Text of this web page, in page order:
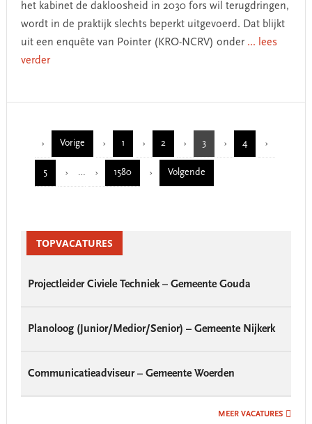
het kabinet de dakloosheid in 2030 fors wil terugdringen,
wordt in de praktijk slechts beperkt uitgevoerd. Dat blijkt
uit een enquête van Pointer (KRO-NCRV) onder ... lees
verder
Vorige Page
1 Page
2 Page
3 Page
4
Page
5
Interim
pages
… Page
1580 Volgende
Primary
Sidebar
TOPVACATURES
Projectleider Civiele Techniek – Gemeente Gouda
Planoloog (Junior/Medior/Senior) – Gemeente Nijkerk
Communicatieadviseur – Gemeente Woerden
MEER VACATURES